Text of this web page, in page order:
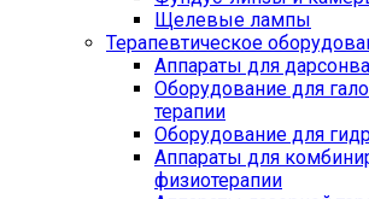
Щелевые лампы
Терапевтическое
Аппараты для
Оборудование для
терапии
Оборудование для
Аппараты для
физиотерапии